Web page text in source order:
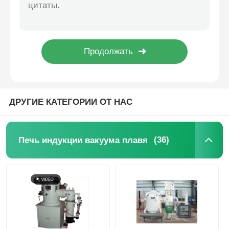
промышленная плавя печь
Вакуумная печь для синтеризации
стеклянная закаляя печь
Плазменно-дуговая печь
печь автомобиля нижняя
ДРУГИЕ КАТЕГОРИИ ОТ НАС
Печь индукции вакуума плавя (36)